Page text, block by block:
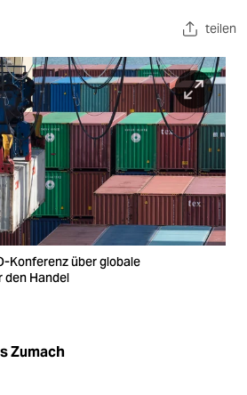
teilen
Konferenz über globale
den Handel
Zumach